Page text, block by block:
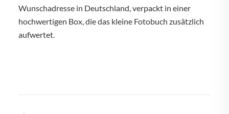
Wunschadresse in Deutschland, verpackt in einer
hochwertigen Box, die das kleine Fotobuch zusätzlich
aufwertet.